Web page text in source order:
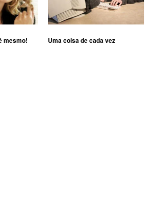
mesmo! Uma coisa de cada vez